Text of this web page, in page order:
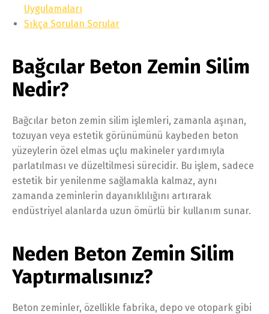
Uygulamaları
Sıkça Sorulan Sorular
Bağcılar Beton Zemin Silim
Nedir?
Bağcılar beton zemin silim işlemleri, zamanla aşınan,
tozuyan veya estetik görünümünü kaybeden beton
yüzeylerin özel elmas uçlu makineler yardımıyla
parlatılması ve düzeltilmesi sürecidir. Bu işlem, sadece
estetik bir yenilenme sağlamakla kalmaz, aynı
zamanda zeminlerin dayanıklılığını artırarak
endüstriyel alanlarda uzun ömürlü bir kullanım sunar.
Neden Beton Zemin Silim
Yaptırmalısınız?
Beton zeminler, özellikle fabrika, depo ve otopark gibi